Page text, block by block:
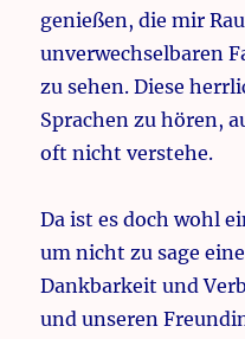
genießen, die mir
unverwechselbaren
zu sehen. Diese
Sprachen zu hören,
oft nicht verstehe.
Da ist es doch wohl
um nicht zu sage
Dankbarkeit und
und unseren